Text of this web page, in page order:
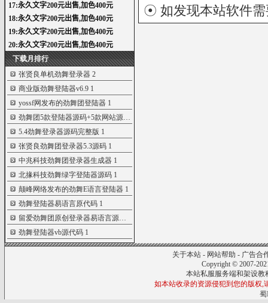
下载月排行
张贤良单机劲舞登录器2
商业版劲舞登陆器v6.91
yossf网发布的劲舞团登陆器1
劲舞团5款登陆器源码+5款网站源码...
5.4劲舞登录器源码完整版 1
张贤良劲舞团登录器5.3源码1
中兆科技劲舞团登录器生成器1
北掾科技劲舞绿字登陆器源码1
颠峰网络发布的劲舞E语言登陆器1
劲舞登陆器易语言原代码1
留爱劲舞团原创登录器易语言源码...
劲舞登陆器vb源代码1
☉ 如发现本站软件
关于本站- 网站帮助 - 广告合
Copyright © 2007-
本站私服服务端和架设教
如本站收录的资源侵犯到您的版权,
蜀